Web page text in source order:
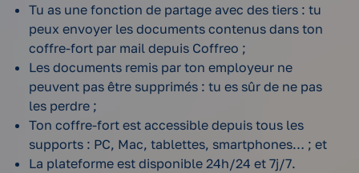
Tu as une fonction de partage avec des tiers : tu
peux envoyer les documents contenus dans ton
coffre-fort par mail depuis Coffreo ;
Les documents remis par ton employeur ne
peuvent pas être supprimés : tu es sûr de ne pas
les perdre ;
Ton coffre-fort est accessible depuis tous les
supports : PC, Mac, tablettes, smartphones… ; et
La plateforme est disponible 24h/24 et 7j/7.